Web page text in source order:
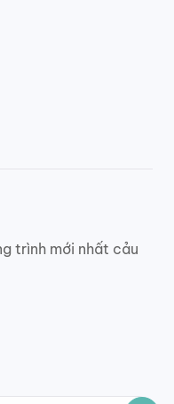
trình mới nhất cảu